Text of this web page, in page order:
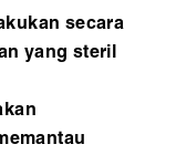
secara
yang steril